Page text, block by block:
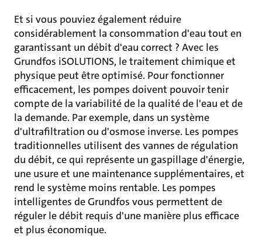
Et si vous pouviez également réduire
considérablement la consommation d'eau tout en
garantissant un débit d'eau correct ? Avec les
Grundfos iSOLUTIONS, le traitement chimique et
physique peut être optimisé. Pour fonctionner
efficacement, les pompes doivent pouvoir tenir
compte de la variabilité de la qualité de l'eau et de
la demande. Par exemple, dans un système
d'ultrafiltration ou d'osmose inverse. Les pompes
traditionnelles utilisent des vannes de régulation
du débit, ce qui représente un gaspillage d'énergie,
une usure et une maintenance supplémentaires, et
rend le système moins rentable. Les pompes
intelligentes de Grundfos vous permettent de
réguler le débit requis d'une manière plus efficace
et plus économique.